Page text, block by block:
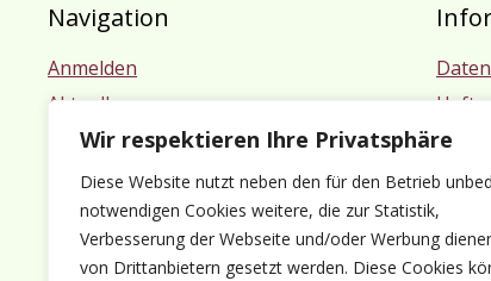
Wir respektieren Ihre Privatsphäre
Diese Website nutzt neben den für den Betrieb
notwendigen Cookies weitere, die zur Statistik,
Verbesserung der Webseite und/oder Werbung
von Drittanbietern gesetzt werden. Diese Cookies
Navigation
Anmelden
Aktuelles
Termine
Mitgliedschaft
Kontakt